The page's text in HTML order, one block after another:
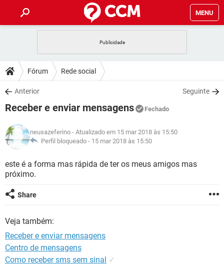
MENU
CELULAR
OUTLOOK
INSTAGRAM GMAIL
GUIA DE COMPRAS
DICAS
JOGOS
INSTAGRAM GMAIL
GUIA DE COMPRAS
DOWNLOADS
JOGOS WHATSAPP
CELULAR
OUTLOOK EXCEL
INSTAGRAM
GUIA DE COMPRAS
JOGOS WHATSAPP
CELULAR
OUTLOOK EXCEL
GLOSSÁRIO
JOGOS
CELULAR
OUTLOOK
GUIA DE COMPRAS
Fórum Rede social
Anterior Seguinte
Receber e enviar mensagens Fechado
neusazeferino - Atualizado em 15 mar 2018 às 15:50
Perfil bloqueado - 15 mar 2018 às 15:50
este é a forma mas rápida de ter os meus amigos mas
próximo.
Share
Veja também:
Receber e enviar mensagens
Centro de mensagens
Como receber sms sem sinal ✓